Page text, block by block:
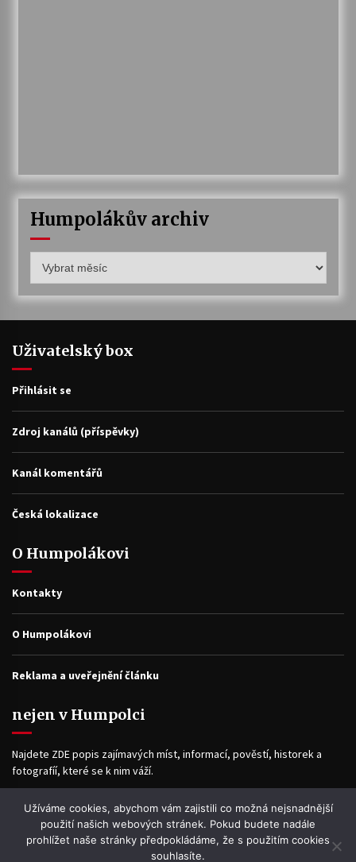
Humpolákův archiv
archiv
Uživatelský box
Přihlásit se
Zdroj kanálů (příspěvky)
Kanál komentářů
Česká lokalizace
O Humpolákovi
Kontakty
O Humpolákovi
Reklama a uveřejnění článku
nejen v Humpolci
Najdete ZDE popis zajímavých míst, informací, pověstí, historek a
fotografíí, které se k nim váží.
Facebook
Užíváme cookies, abychom vám zajistili co možná nejsnadnější
použití našich webových stránek. Pokud budete nadále
prohlížet naše stránky předpokládáme, že s použitím cookies
souhlasíte.